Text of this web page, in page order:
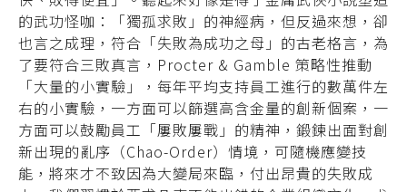
的武功怪咖：「獨孤求敗」的神經病，但反過來想，卻
也言之成理，符合「失敗為成功之母」的古老格言，為
了要符合三敗真言，Procter & Gamble 策略性推動
「大量的小實驗」，每年平均支持員工進行的數萬件左
右的小實驗，一方面可以篩選高含金量的創新個案，一
方面可以鼓勵員工「屢敗屢戰」的精神，鍛鍊出面對創
新出現的亂序（Chao-Order）情境，可隨機應變技
能，將來才不致因為大變局來臨，付出昂貴的失敗成